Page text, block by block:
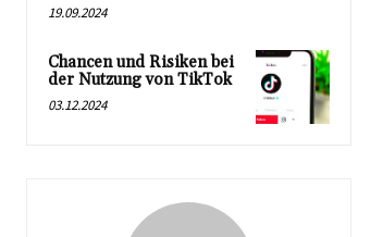
19.09.2024
Chancen und Risiken bei
der Nutzung von TikTok
03.12.2024